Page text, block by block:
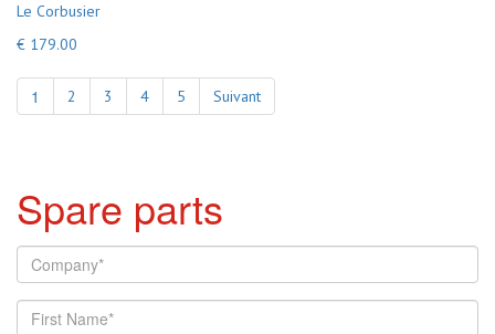
Le Corbusier
€ 179.00
1 2 3 4 5 Suivant
Spare parts